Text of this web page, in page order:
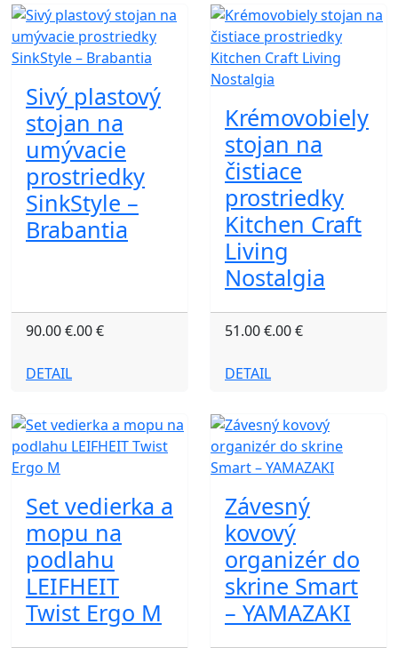
Sivý plastový
stojan na
umývacie
prostriedky
SinkStyle –
Brabantia
90.00 €.00 €
DETAIL
Krémovobiely
stojan na
čistiace
prostriedky
Kitchen Craft
Living
Nostalgia
51.00 €.00 €
DETAIL
Set vedierka a
mopu na
podlahu
LEIFHEIT
Twist Ergo M
Závesný
kovový
organizér do
skrine Smart
– YAMAZAKI